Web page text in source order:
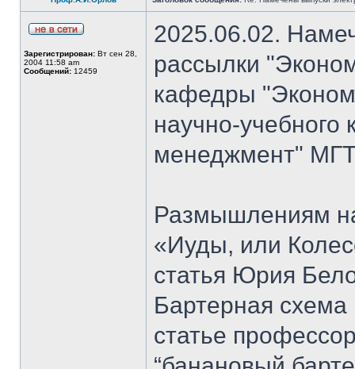
Зарегистрирован: Вт сен 28,
2004 11:58 am
Сообщений: 12459
2025.06.02.
рассылки
кафедры
научно-
менеджмент"
Размышлениям
«Иуды, или
статья Юрия
Бартерная схема
статье